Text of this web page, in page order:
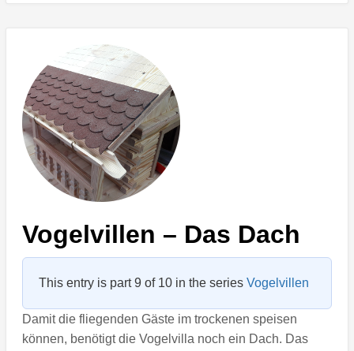
Vogelvillen – Das Dach
This entry is part 9 of 10 in the series Vogelvillen
Damit die fliegenden Gäste im trockenen speisen
können, benötigt die Vogelvilla noch ein Dach. Das